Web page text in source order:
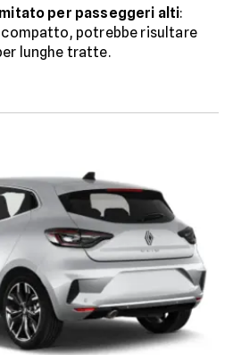
per passeggeri alti:
potrebbe risultare
lunghe tratte.